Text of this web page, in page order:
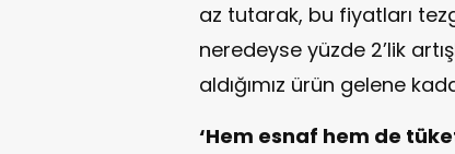
az tutarak, bu fiyatları
neredeyse yüzde 2’lik
aldığımız ürün gelene
‘Hem esnaf hem de